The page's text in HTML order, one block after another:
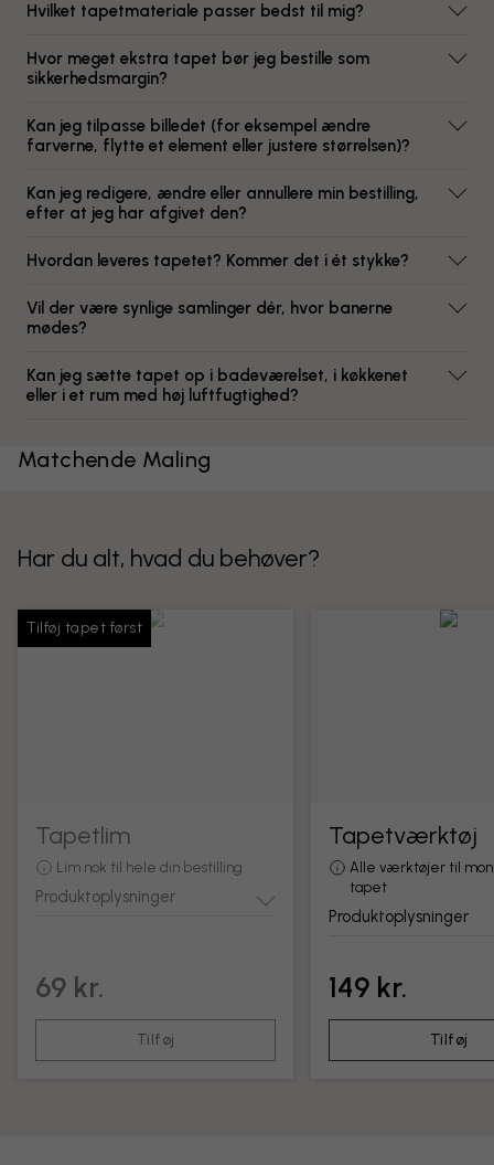
Hvilket tapetmateriale passer bedst til mig?
Hvor meget ekstra tapet bør jeg bestille som
sikkerhedsmargin?
Kan jeg tilpasse billedet (for eksempel ændre
farverne, flytte et element eller justere størrelsen)?
Kan jeg redigere, ændre eller annullere min bestilling,
efter at jeg har afgivet den?
Hvordan leveres tapetet? Kommer det i ét stykke?
Vil der være synlige samlinger dér, hvor banerne
mødes?
Kan jeg sætte tapet op i badeværelset, i køkkenet
eller i et rum med høj luftfugtighed?
Matchende Maling
Har du alt, hvad du behøver?
Tilføj tapet først
Tapetlim
Lim nok til hele din bestilling
Produktoplysninger
69 kr.
Tilføj
Tapetværktøj
Alle værktøjer til
tapet
Produktoplysninger
149 kr.
Tilføj